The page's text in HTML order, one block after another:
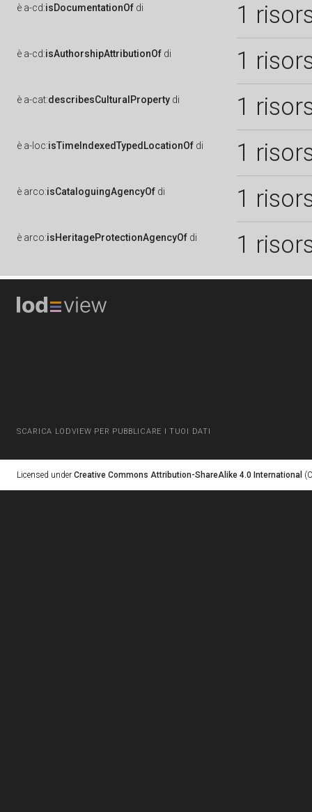
è a-cd:isDocumentationOf di 1
è a-cd:isAuthorshipAttributionOf di 1
è a-cat:describesCulturalProperty di 1
è a-loc:isTimeIndexedTypedLocationOf di 1
è arco:isCataloguingAgencyOf di 1
è arco:isHeritageProtectionAgencyOf di 1
SCARICA LODVIEW PER PUBBLICARE I TUOI DATI
Licensed under Creative Commons Attribution-ShareAlike 4.0 International